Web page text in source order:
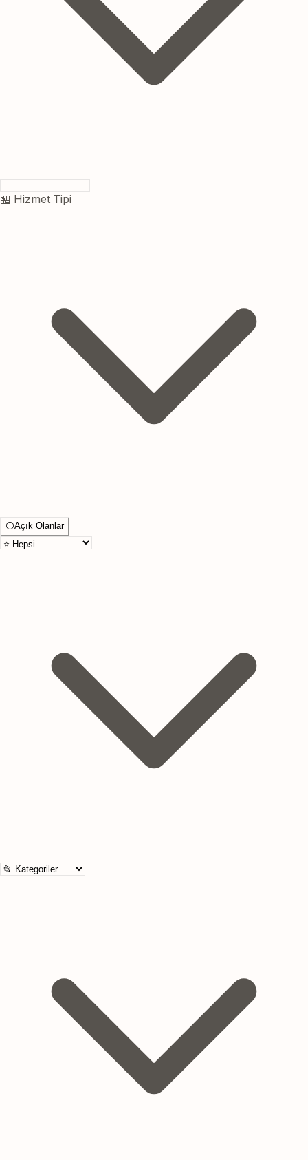
🏪 Hizmet Tipi
⚪Açık Olanlar